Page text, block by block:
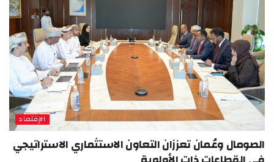
الإقتصاد
الصومال وعُمان تعززان التعاون الاستثماري الاستراتيجي